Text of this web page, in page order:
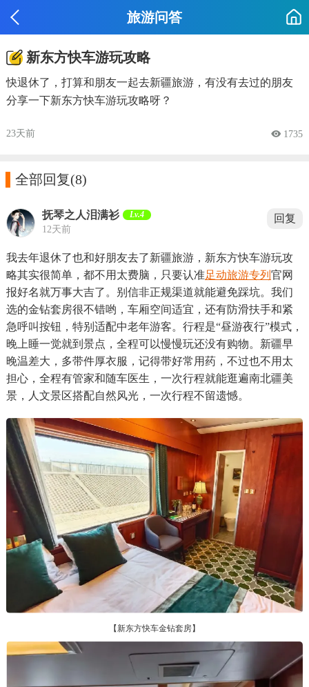
旅游问答
新东方快车游玩攻略
快退休了，打算和朋友一起去新疆旅游，有没有去过的朋友
分享一下新东方快车游玩攻略呀？
23天前  1735
全部回复(8)
抚琴之人泪满衫 Lv.4
12天前
回复
我去年退休了也和好朋友去了新疆旅游，新东方快车游玩攻
略其实很简单，都不用太费脑，只要认准足动旅游专列 官网
报好名就万事大吉了。别信非正规渠道就能避免踩坑。我们
选的金钻套房很不错哟，车厢空间适宜，还有防滑扶手和紧
急呼叫按钮，特别适配中老年游客。行程是“昼游夜行”模式，
晚上睡一觉就到景点，全程可以慢慢玩还没有购物。新疆早
晚温差大，多带件厚衣服，记得带好常用药，不过也不用太
担心，全程有管家和随车医生，一次行程就能逛遍南北疆美
景，人文景区搭配自然风光，一次行程不留遗憾。
【新东方快车金钻套房】